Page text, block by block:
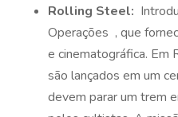
Rolling Steel:
Operações , que
e cinematográfica. Em
são lançados em um
devem parar um trem